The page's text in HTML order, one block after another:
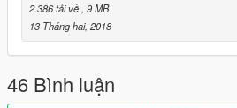
2.386 tải về , 9 MB
13 Tháng hai, 2018
46 Bình luận